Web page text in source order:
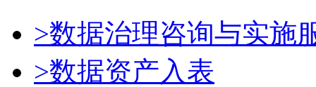
>数据治理咨询与实施
>数据资产入表